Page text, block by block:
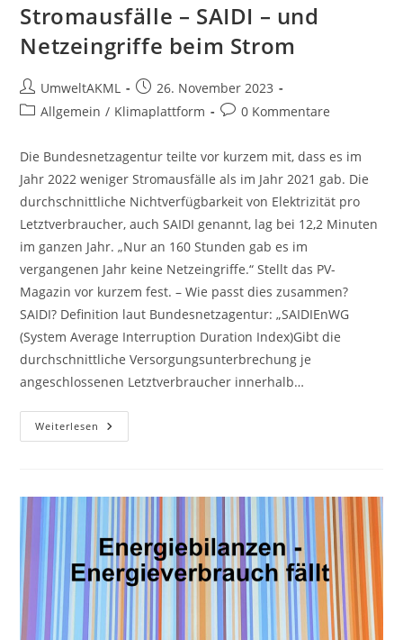
Stromausfälle – SAIDI – und
Netzeingriffe beim Strom
Beitrags-
Autor:
UmweltAKML
Beitrag
veröffentlicht:
26. November 2023
Beitrags-
Allgemein / Klimaplattform
Beitrags-
0 Kommentare
Die Bundesnetzagentur teilte vor kurzem mit, dass es im
Jahr 2022 weniger Stromausfälle als im Jahr 2021 gab. Die
durchschnittliche Nichtverfügbarkeit von Elektrizität pro
Letztverbraucher, auch SAIDI genannt, lag bei 12,2 Minuten
im ganzen Jahr. „Nur an 160 Stunden gab es im
vergangenen Jahr keine Netzeingriffe.“ Stellt das PV-
Magazin vor kurzem fest. – Wie passt dies zusammen?
SAIDI? Definition laut Bundesnetzagentur: „SAIDIEnWG
(System Average Interruption Duration Index)Gibt die
durchschnittliche Versorgungsunterbrechung je
angeschlossenen Letztverbraucher innerhalb…
Weiterlesen Stromausfälle
–
Beim